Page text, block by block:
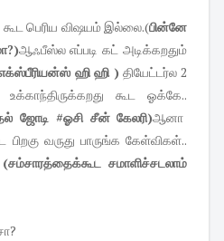
கூட பெரிய விஷயம் இல்லை.(பின்னே
ஆஃபீஸ்ல எப்படி கட் அடிக்கறதும்
ஹி ஹி )தியேட்டர்ல 2
கூட ஓக்கே..
ஜோடி #ஓசி சீன் கேலரி)ஆனா
வருது பாருங்க கேள்விகள்..
(சம்சாரத்தைக்கூட சமாளிச்சடலாம்